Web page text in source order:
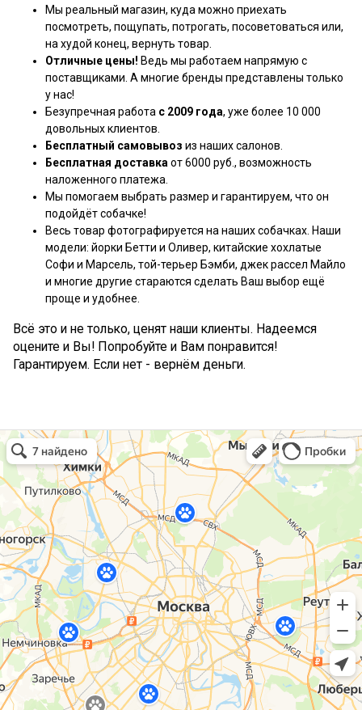
Мы реальный магазин, куда можно приехать
посмотреть, пощупать, потрогать, посоветоваться или,
на худой конец, вернуть товар.
Отличные цены! Ведь мы работаем напрямую с
поставщиками. А многие бренды представлены только
у нас!
Безупречная работа с 2009 года, уже более 10 000
довольных клиентов.
Бесплатный самовывоз из наших салонов.
Бесплатная доставка от 6000 руб., возможность
наложенного платежа.
Мы помогаем выбрать размер и гарантируем, что он
подойдёт собачке!
Весь товар фотографируется на наших собачках. Наши
модели: йорки Бетти и Оливер, китайские хохлатые
Софи и Марсель, той-терьер Бэмби, джек рассел Майло
и многие другие стараются сделать Ваш выбор ещё
проще и удобнее.
Всё это и не только, ценят наши клиенты. Надеемся
оцените и Вы! Попробуйте и Вам понравится!
Гарантируем. Если нет - вернём деньги.